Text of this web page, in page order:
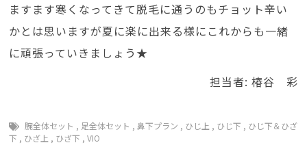
ますます寒くなってきて脱毛に通うのもチョット辛い
かとは思いますが夏に楽に出来る様にこれからも一緒
に頑張っていきましょう★
担当者: 椿谷 彩
腕全体セット , 足全体セット ,鼻下プラン , ひじ上 , ひじ下 , ひじ下＆ひざ
下 , ひざ上 , ひざ下 ,VIO